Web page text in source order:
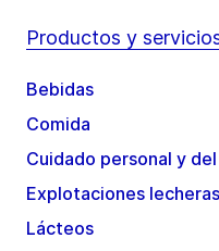
Productos y
Bebidas
Comida
Cuidado personal y
Explotaciones lecheras
Lácteos